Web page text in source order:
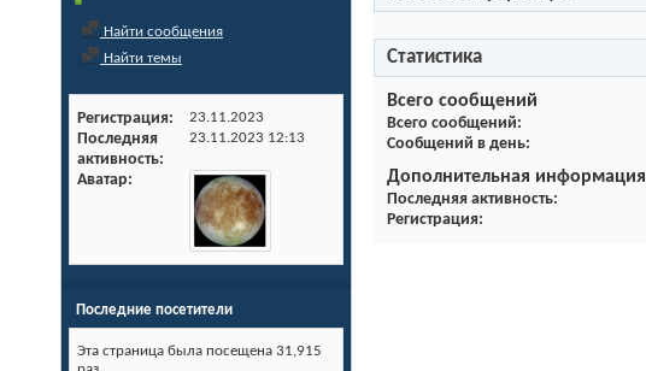
Найти сообщения
Найти темы
Регистрация 23.11.2023
Последняя
активность
23.11.2023 12:13
Аватар
Последние посетители
Эта страница была посещена 31,915
Статистика
Всего сообщений
Всего сообщений
Сообщений в день
Дополнительная информация
Последняя активность
Регистрация